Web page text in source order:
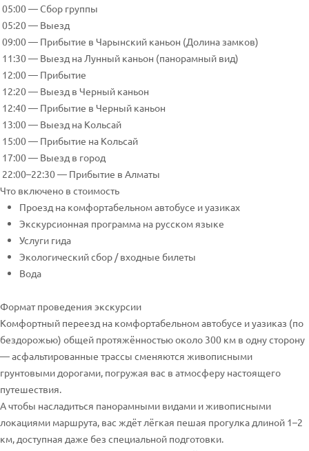
05:00 — Сбор группы
05:20 — Выезд
09:00 — Прибытие в Чарынский каньон (Долина замков)
11:30 — Выезд на Лунный каньон (панорамный вид)
12:00 — Прибытие
12:20 — Выезд в Черный каньон
12:40 — Прибытие в Черный каньон
13:00 — Выезд на Кольсай
15:00 — Прибытие на Кольсай
17:00 — Выезд в город
22:00–22:30 — Прибытие в Алматы
Что включено в стоимость
Проезд на комфортабельном автобусе и уазиках
Экскурсионная программа на русском языке
Услуги гида
Экологический сбор / входные билеты
Вода
Формат проведения экскурсии
Комфортный переезд на комфортабельном автобусе и уазиказ (по
бездорожью) общей протяжённостью около 300 км в одну сторону
— асфальтированные трассы сменяются живописными
грунтовыми дорогами, погружая вас в атмосферу настоящего
путешествия.
А чтобы насладиться панорамными видами и живописными
локациями маршрута, вас ждёт лёгкая пешая прогулка длиной 1–2
км, доступная даже без специальной подготовки.